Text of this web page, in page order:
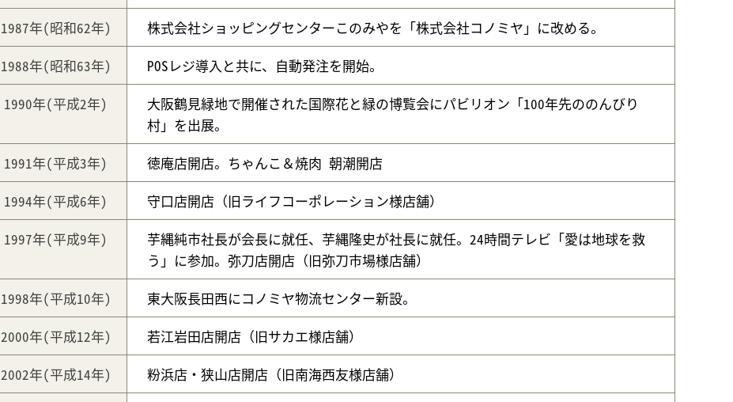
1987年(昭和62年)
株式会社ショッピングセンターこのみやを「株式会社コノミヤ」に改める。
1988年(昭和63年)
POSレジ導入と共に、自動発注を開始。
1990年(平成2年)
大阪鶴見緑地で開催された国際花と緑の博覧会にパビリオン「100年先ののんびり
村」を出展。
1991年(平成3年)
徳庵店開店。ちゃんこ＆焼肉 朝潮開店
1994年(平成6年)
守口店開店（旧ライフコーポレーション様店舗）
1997年(平成9年)
芋縄純市社長が会長に就任、芋縄隆史が社長に就任。24時間テレビ「愛は地球を救
う」に参加。弥刀店開店（旧弥刀市場様店舗）
1998年(平成10年)
東大阪長田西にコノミヤ物流センター新設。
2000年(平成12年)
若江岩田店開店（旧サカエ様店舗）
2002年(平成14年)
粉浜店・狭山店開店（旧南海西友様店舗）